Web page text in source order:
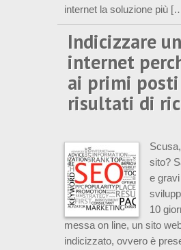
internet la soluzione più
Indicizzare
internet
ai primi
risultati di
sito?
e
10
messa on line, un sito
indicizzato, ovvero è